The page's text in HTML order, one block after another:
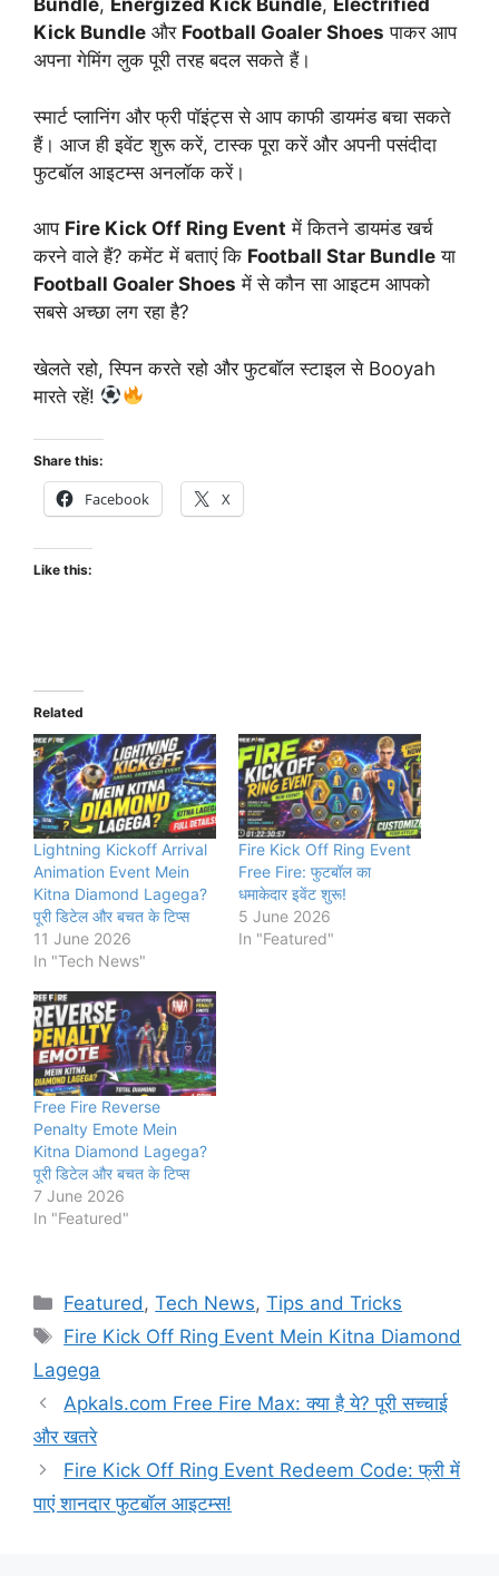
Bundle, Energized Kick Bundle, Electrified
Kick Bundle और Football Goaler Shoes पाकर आप
अपना गेमिंग लुक पूरी तरह बदल सकते हैं।
स्मार्ट प्लानिंग और फ्री पॉइंट्स से आप काफी डायमंड बचा सकते
हैं। आज ही इवेंट शुरू करें, टास्क पूरा करें और अपनी पसंदीदा
फुटबॉल आइटम्स अनलॉक करें।
आप Fire Kick Off Ring Event में कितने डायमंड खर्च
करने वाले हैं? कमेंट में बताएं कि Football Star Bundle या
Football Goaler Shoes में से कौन सा आइटम आपको
सबसे अच्छा लग रहा है?
खेलते रहो, स्पिन करते रहो और फुटबॉल स्टाइल से Booyah
मारते रहें!
Share this:
Facebook X
Like this:
Related
Lightning Kickoff Arrival
Animation Event Mein
Kitna Diamond Lagega?
पूरी डिटेल और बचत के टिप्स
11 June 2026
In "Tech News"
Fire Kick Off Ring Event
Free Fire: फुटबॉल का
धमाकेदार इवेंट शुरू!
5 June 2026
In "Featured"
Free Fire Reverse
Penalty Emote Mein
Kitna Diamond Lagega?
पूरी डिटेल और बचत के टिप्स
7 June 2026
In "Featured"
Categories
Featured ,Tech News,Tips and Tricks
Tags
Fire Kick Off Ring Event Mein Kitna Diamond
Lagega
Apkals.com Free Fire Max: क्या है ये? पूरी सच्चाई
और खतरे
Fire Kick Off Ring Event Redeem Code: फ्री में
पाएं शानदार फुटबॉल आइटम्स!